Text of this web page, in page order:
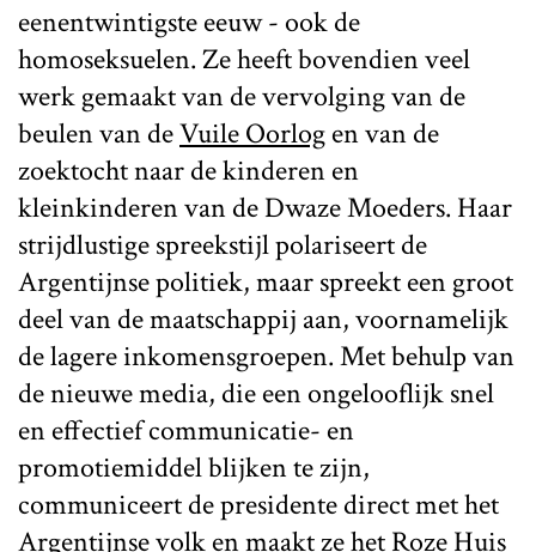
eenentwintigste eeuw - ook de
homoseksuelen. Ze heeft bovendien veel
werk gemaakt van de vervolging van de
beulen van deVuile Oorlogen van de
zoektocht naar de kinderen en
kleinkinderen van de Dwaze Moeders. Haar
strijdlustige spreekstijl polariseert de
Argentijnse politiek, maar spreekt een groot
deel van de maatschappij aan, voornamelijk
de lagere inkomensgroepen. Met behulp van
de nieuwe media, die een ongelooflijk snel
en effectief communicatie- en
promotiemiddel blijken te zijn,
communiceert de presidente direct met het
Argentijnse volk en maakt ze het Roze Huis